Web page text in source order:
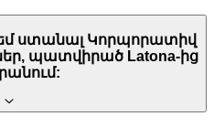
ստանալ Կորպորատիվ
պատվիրած Latona-ից